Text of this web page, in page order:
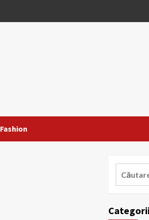
Fashion
Categorii